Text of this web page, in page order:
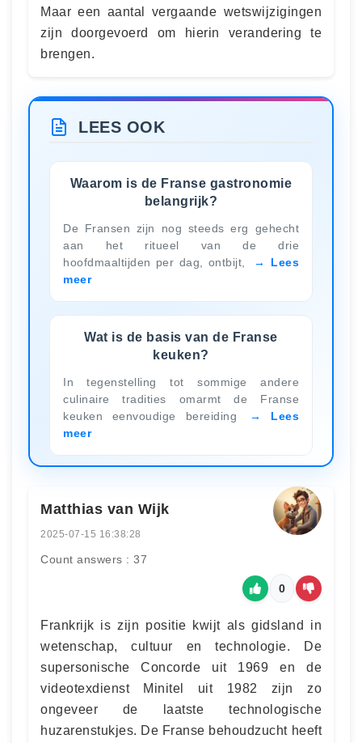
Maar een aantal vergaande wetswijzigingen
zijn doorgevoerd om hierin verandering te
brengen.
LEES OOK
Waarom is de Franse gastronomie
belangrijk?
De Fransen zijn nog steeds erg gehecht
aan het ritueel van de drie
hoofdmaaltijden per dag, ontbijt,
Lees
meer
Wat is de basis van de Franse
keuken?
In tegenstelling tot sommige andere
culinaire tradities omarmt de Franse
keuken eenvoudige bereiding
Lees
meer
Matthias van Wijk
2025-07-15 16:38:28
Count answers : 37
0
Frankrijk is zijn positie kwijt als gidsland in
wetenschap, cultuur en technologie. De
supersonische Concorde uit 1969 en de
videotexdienst Minitel uit 1982 zijn zo
ongeveer de laatste technologische
huzarenstukjes. De Franse behoudzucht heeft